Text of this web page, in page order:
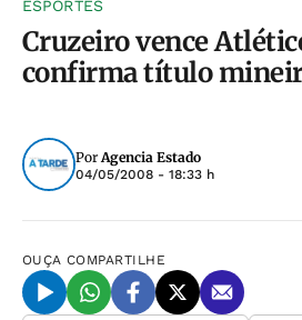
ESPORTES
Cruzeiro vence
confirma título
PorAgencia Estado
04/05/2008 - 18:33 h
OUÇA COMPARTILHE